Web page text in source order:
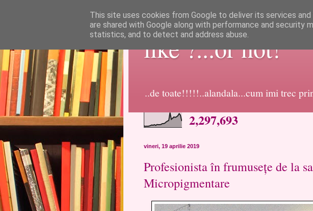
like ?...or not!
..de toate!!!!!..alandala...cum imi trec
2,297,693
vineri, 19 aprilie 2019
Profesionista în frumusețe de la
Micropigmentare
This site uses cookies from Google to deliver its services
are shared with Google along with performance and security
statistics, and to detect and address abuse.